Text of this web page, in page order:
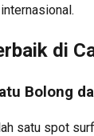
di
Bolong
satu spot